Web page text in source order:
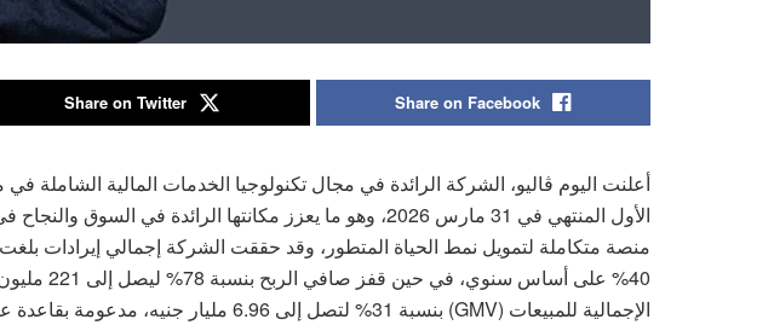
Share on Facebook
Share on Twitter
أعلنت اليوم ڤاليو، الشركة الرائدة في مجال تكنولوجيا الخدمات المالية الشاملة في
الأول المنتهي في 31 مارس 2026، وهو ما يعزز مكانتها الرائدة في
40% على أساس